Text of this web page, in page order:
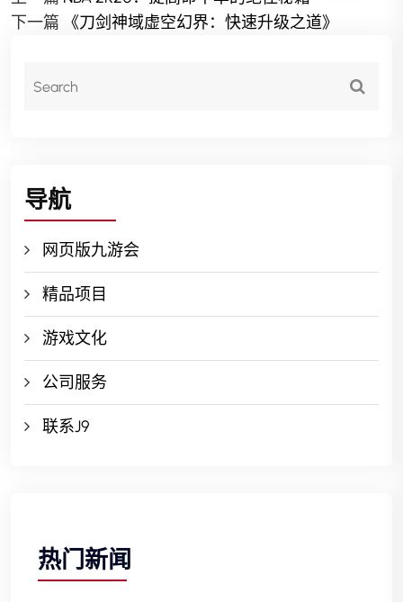
下一篇
《刀剑神域虚空幻界：快速升级之道》
导航
网页版九游会
精品项目
游戏文化
公司服务
联系J9
热门新闻